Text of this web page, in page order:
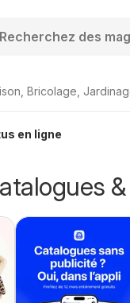
Bricolage,
en ligne